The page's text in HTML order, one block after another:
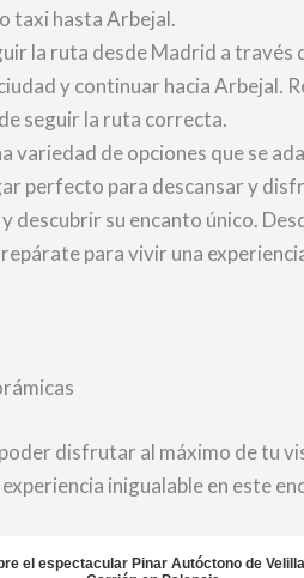
taxi hasta Arbejal.
la ruta desde Madrid a través
y continuar hacia Arbejal.
seguir la ruta correcta.
variedad de opciones que se
perfecto para descansar y
descubrir su encanto único.
para vivir una
disfrutar al máximo de tu
inigualable en este
el espectacular Pinar Autóctono de